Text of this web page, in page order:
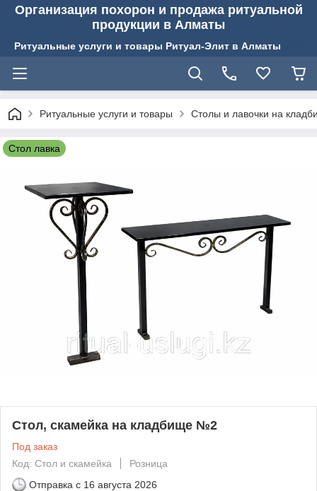
Организация похорон и продажа ритуальной
продукции в Алматы
Ритуальные услуги и товары Ритуал-Элит в Алматы
Ритуальные услуги и товары Столы и лавочки на
Стол лавка
Стол, скамейка на кладбище №2
Под заказ
Код: Стол и скамейка
Розница
Отправка с 16 августа 2026